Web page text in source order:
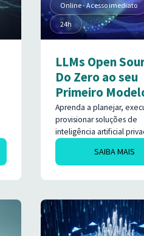
Online - Acesso imediato
24h
LLMs Open
Do Zero ao seu
Primeiro
Corporativo
Aprenda a planejar,
provisionar soluções de
inteligência artificial
dentro da governança da
empresa. Reduza custos
proprietárias em dólar,
operação contra riscos
precisar de background
Machine Learning ou
SAIBA MAIS